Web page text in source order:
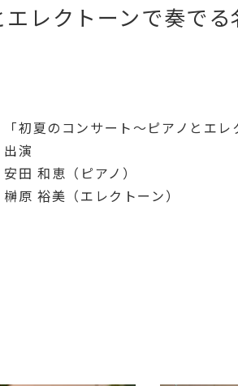
レクトーンで奏でる
「初夏のコンサート〜ピアノとエ
出演
安田 和恵（ピアノ）
榊原 裕美（エレクトーン）